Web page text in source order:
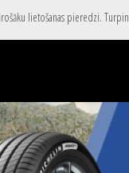
lietošanas pieredzi.